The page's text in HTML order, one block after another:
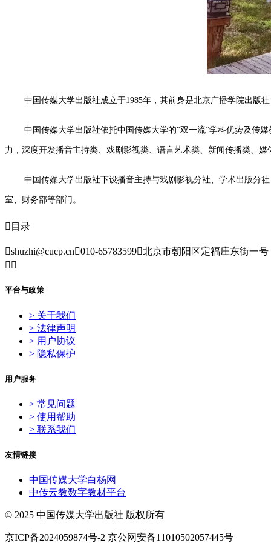
中国传媒大学出版社成立于1985年，其前身是北京广播学院出版
中国传媒大学出版社依托中国传媒大学的“双一流”学科优势及传
力，深度开发播音主持类、戏剧影视类、语言艺术类、新闻传播类、
中国传媒大学出版社下设播音主持与戏剧影视分社、学术出版分
室、财务部等部门。
 目录
shuzhi@cucp.cn010-65783599北京市朝阳区定福庄东街一号
 
平台与政策
> 关于我们
> 法律声明
> 用户协议
> 隐私保护
用户服务
> 常见问题
> 使用帮助
> 联系我们
友情链接
中国传媒大学白杨网
中传云教数字教材平台
© 2025 中国传媒大学出版社 版权所有
京ICP备2024059874号-2 京公网安备11010502057445号